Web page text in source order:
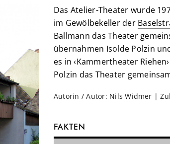
Das Atelier-Theater wurde
im Gewölbekeller der
Ballmann das Theater
übernahmen Isolde Polzin
es in ‹Kammertheater
Polzin das Theater
Autorin / Autor: Nils Widmer |
FAKTEN